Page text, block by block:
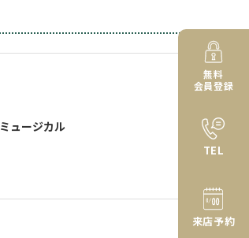
ミュージカル
無料
会員登録
TEL
来店予約